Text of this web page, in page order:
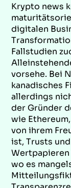
Krypto news
digitalen
Fallstudien
vorsehe. Bei
kanadisches
allerdings
der Gründer
wie
von ihrem
ist, Trusts
wo es